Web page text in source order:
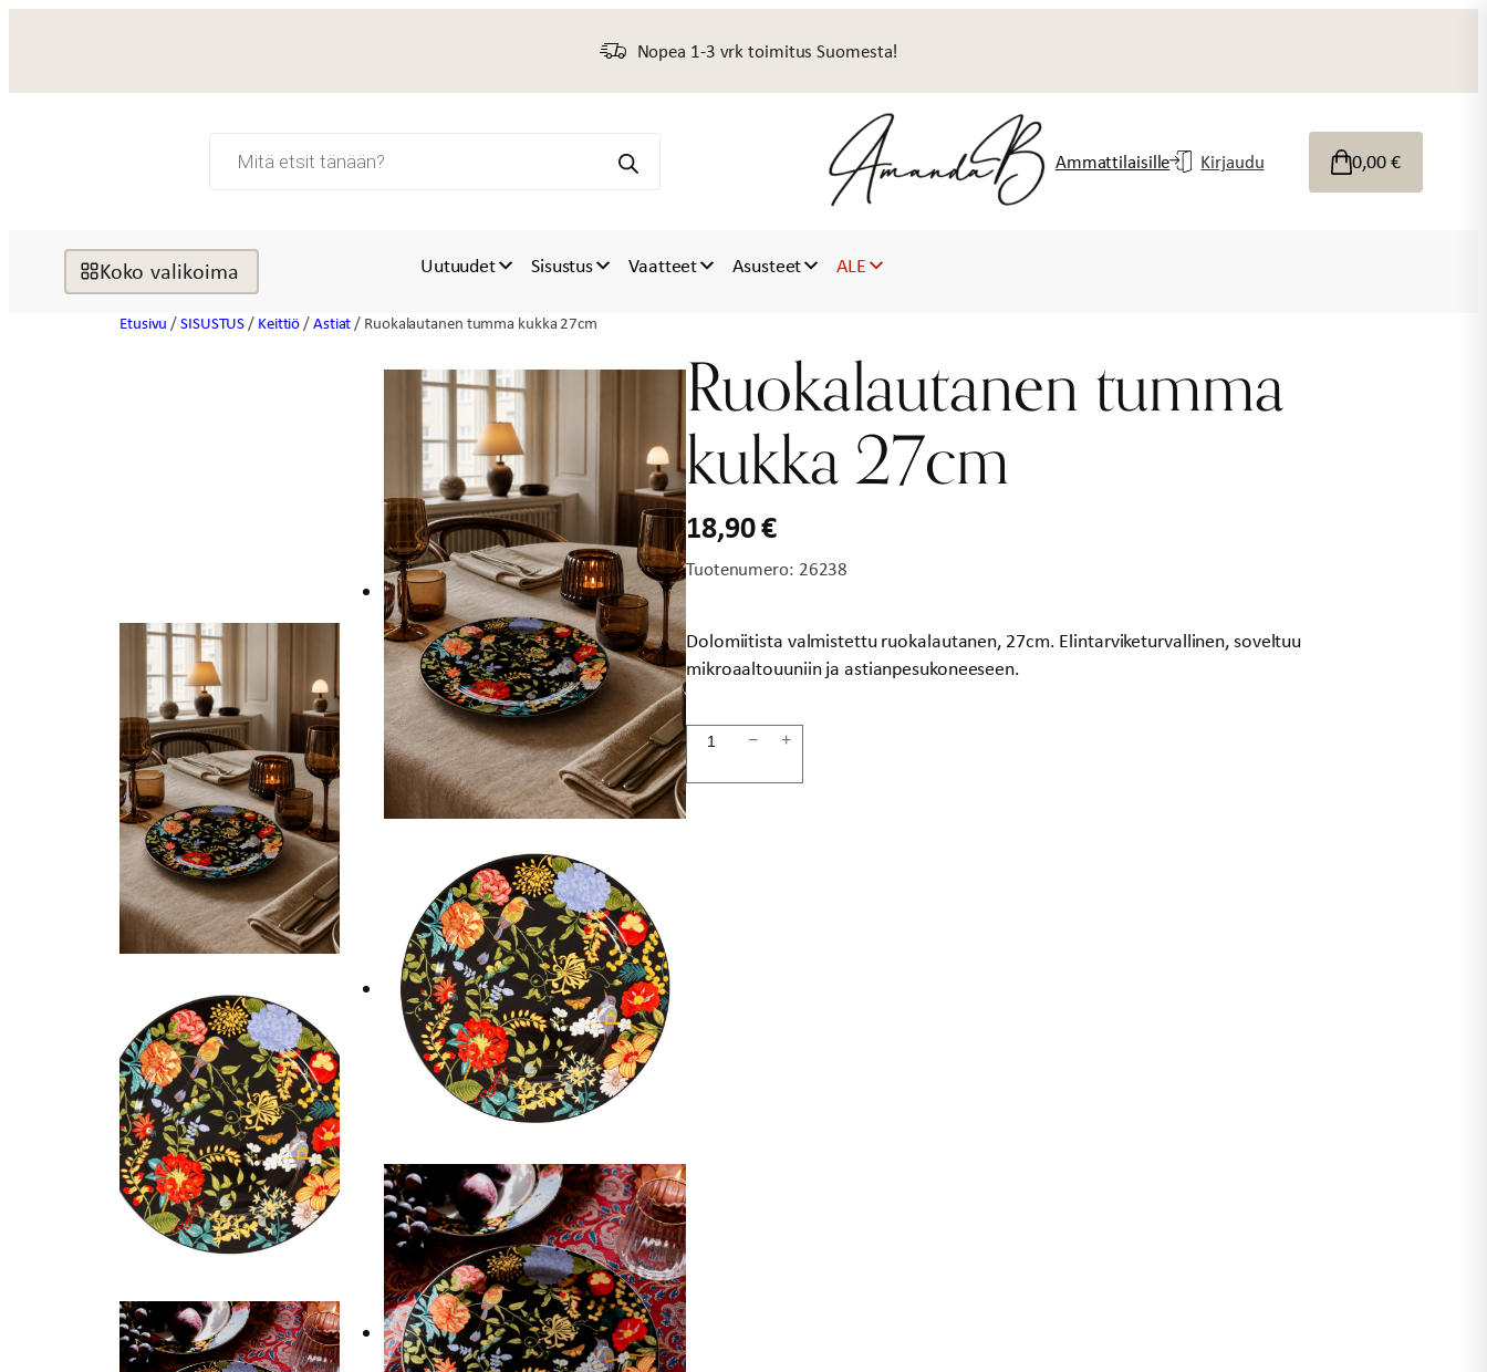
Nopea 1-3 vrk toimitus Suomesta!
search Ammattilaisille Kirjaudu 0,00€
Koko valikoima Uutuudet Sisustus Vaatteet Asusteet ALE
Etusivu /SISUSTUS/ Keittiö/Astiat/ Ruokalautanen tumma kukka 27cm
Ruokalautanen tumma
kukka 27cm
18,90€
Tuotenumero: 26238
Dolomiitista valmistettu ruokalautanen, 27cm. Elintarviketurvallinen, soveltuu
mikroaaltouuniin ja astianpesukoneeseen.
Ruokalautanen
− +